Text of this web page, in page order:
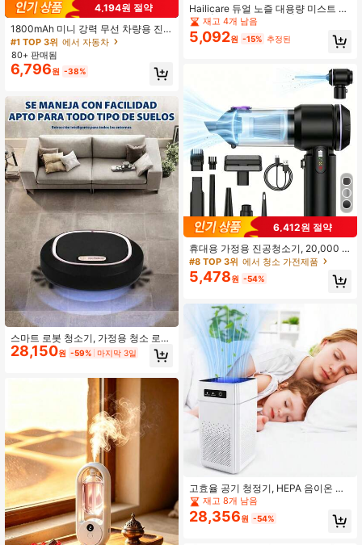
4,194원 절약
1800mAh 미니 강력 무선 차량용 진
공 청소기, 가정용 청소 로봇, 송풍 및
흡입 진공 청소기, 가정, 키보드, 소파
및 건식 및 습식 사용에 적합
#1 TOP 3위 에서 자동차
80+ 판매됨
6,796원 -38%
스마트 로봇 청소기, 가정용 청소 로봇
진공 걸레 콤보, 올인원 쓸기, 걸레질,
진공 청소, USB 충전식 지능형 로봇
28,150원 -59% 마지막 3일
Hailicare 듀얼 노즐 대용량 미스트 가
습기 | 600ml 용량 탱크 | 6시간 자동
꺼짐 기능 | USB 저소음 2단계 조절 |
나노 미세 미스트 + 컬러풀 나이트 라
재고 4개 남음
5,092원 -15% 추정된
6,412원 절약
휴대용 가정용 진공청소기, 20,000 P
a 강력한 흡입력, 휴대용 차량용 진공
청소기, 무선 핸드헬드 진공청소기; 브
러시리스 모터 장착; 차량, 가정, 사무
#8 TOP 3위 에서 청소 가전제품
5,478원 -54%
고효율 공기 청정기, HEPA 음이온 기
술, 포름알데히드, 애완 동물 털, 먼지
및 연무 제거, 대형 룸 탈취제 공기 청
정기, 먼지 제거 공기 청정기
재고 8개 남음
28,356원 -54%